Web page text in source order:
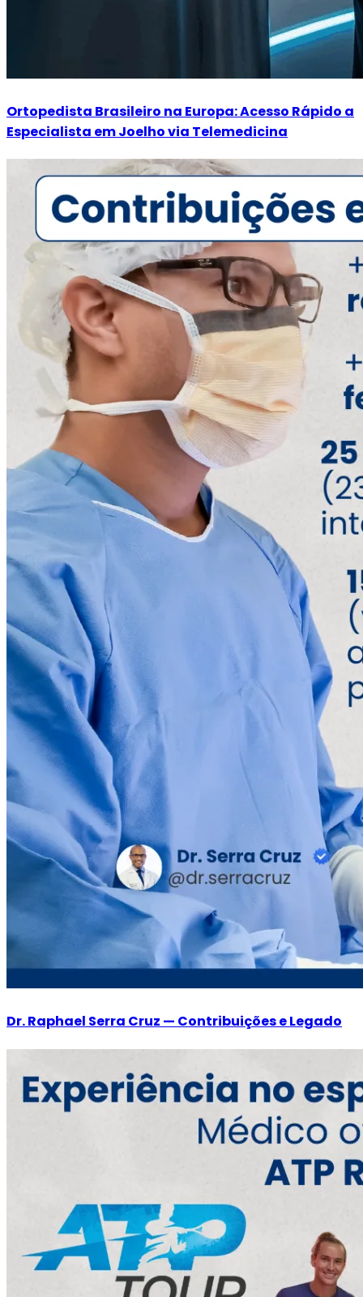
Ortopedista Brasileiro na Europa: Acesso Rápido a
Especialista em Joelho via Telemedicina
Dr. Raphael Serra Cruz — Contribuições e Legado